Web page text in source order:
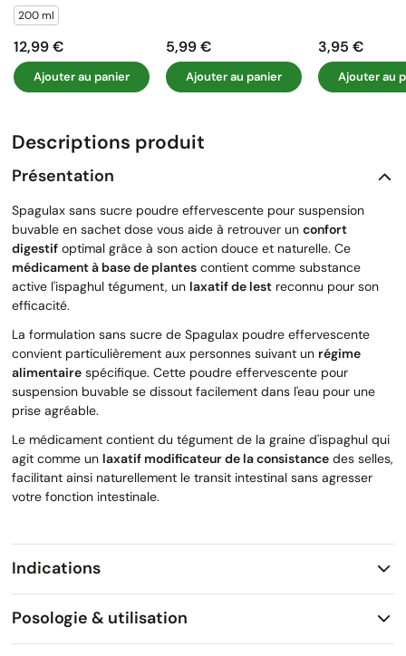
200 ml
Prix
12,99 €
Ajouter au panier
Prix
5,99 €
Ajouter au panier
Prix
3,95 €
Ajouter au
Descriptions produit
Présentation
Spagulax sans sucre poudre effervescente pour suspension
buvable en sachet dose vous aide à retrouver un confort
digestif optimal grâce à son action douce et naturelle. Ce
médicament à base de plantes contient comme substance
active l'ispaghul tégument, un laxatif de lest reconnu pour son
efficacité.
La formulation sans sucre de Spagulax poudre effervescente
convient particulièrement aux personnes suivant un régime
alimentaire spécifique. Cette poudre effervescente pour
suspension buvable se dissout facilement dans l'eau pour une
prise agréable.
Le médicament contient du tégument de la graine d'ispaghul qui
agit comme un laxatif modificateur de la consistance des selles,
facilitant ainsi naturellement le transit intestinal sans agresser
votre fonction intestinale.
Indications
Posologie & utilisation